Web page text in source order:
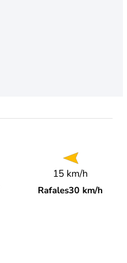
15 km/h
Rafales30 km/h